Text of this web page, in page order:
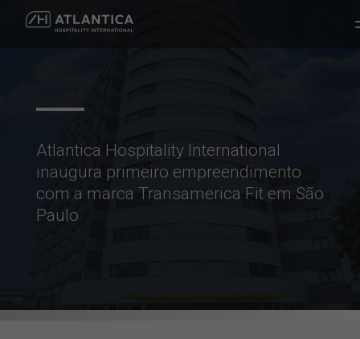
Atlantica Hospitality International
inaugura primeiro empreendimento
com a marca Transamerica Fit em São
Paulo